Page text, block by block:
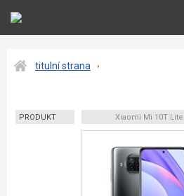
titulní strana
PRODUKT Xiaomi Mi 10T Lite